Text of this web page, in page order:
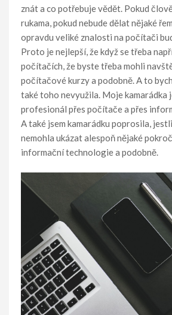
znát a co potřebuje vědět. Pokud
rukama, pokud nebude dělat nějaké
opravdu veliké znalosti na počítači
Proto je nejlepší, že když se třeba
počítačích, že byste třeba mohli
počítačové kurzy a podobně. A to
také toho nevyužila. Moje kamarádka
profesionál přes počítače a přes
A také jsem kamarádku poprosila,
nemohla ukázat alespoň nějaké
informační technologie a podobně.